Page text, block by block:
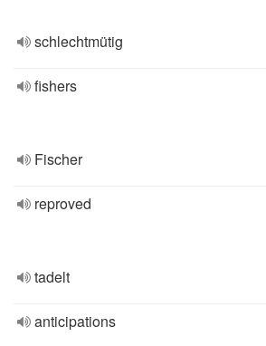
schlechtmütig
fishers
Fischer
reproved
tadelt
anticipations